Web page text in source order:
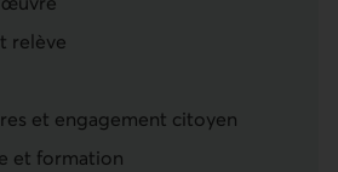
relève
et engagement citoyen
et formation